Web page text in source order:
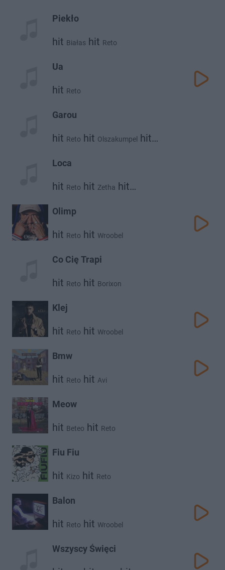
Piekło
hit Białas hit Reto
Ua
hit Reto
Garou
hit Reto hit Olszakumpel hit
Loca
hit Reto hit Zetha hit
Olimp
hit Reto hit Wroobel
Co Cię Trapi
hit Reto hit Borixon
Klej
hit Reto hit Wroobel
Bmw
hit Reto hit Avi
Meow
hit Beteo hit Reto
Fiu Fiu
hit Kizo hit Reto
Balon
hit Reto hit Wroobel
Wszyscy Święci